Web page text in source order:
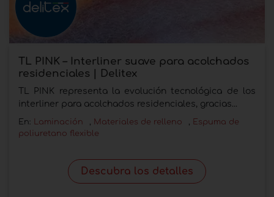
TL PINK – Interliner suave para acolchados
residenciales | Delitex
TL PINK representa la evolución tecnológica de los
interliner para acolchados residenciales, gracias...
En: Laminación Materiales de relleno
Espuma de
poliuretano flexible
Descubra los detalles